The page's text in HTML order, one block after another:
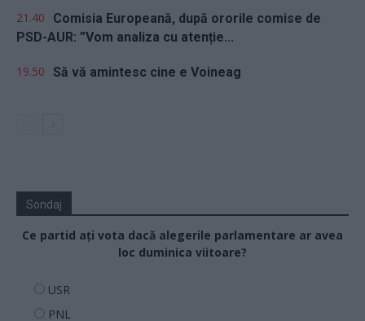
21.40
Comisia Europeană, după ororile comise de
PSD-AUR: ”Vom analiza cu atenție...
19.50 Să vă amintesc cine e Voineag
Sondaj
Ce partid ați vota dacă alegerile parlamentare ar avea
loc duminica viitoare?
USR
PNL